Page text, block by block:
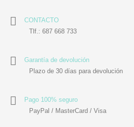
CONTACTO
Tlf.: 687 668 733
Garantía de devolución
Plazo de 30 días para devolución
Pago 100% seguro
PayPal / MasterCard / Visa